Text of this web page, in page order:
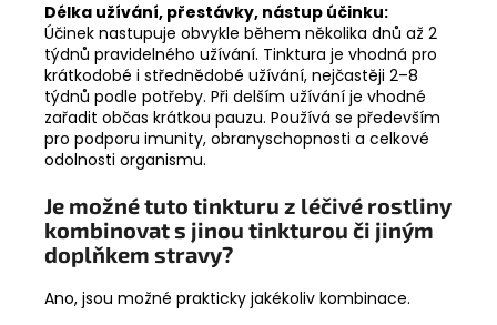
Délka užívání, přestávky, nástup účinku:
Účinek nastupuje obvykle během několika dnů až 2
týdnů pravidelného užívání. Tinktura je vhodná pro
krátkodobé i střednědobé užívání, nejčastěji 2–8
týdnů podle potřeby. Při delším užívání je vhodné
zařadit občas krátkou pauzu. Používá se především
pro podporu imunity, obranyschopnosti a celkové
odolnosti organismu.
Je možné tuto tinkturu z léčivé rostliny
kombinovat s jinou tinkturou či jiným
doplňkem stravy?
Ano, jsou možné prakticky jakékoliv kombinace.